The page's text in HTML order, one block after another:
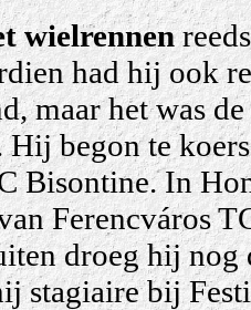
wielrennen
had hij ook
maar het was
Hij begon te
Bisontine. In
Ferencváros
droeg hij nog
stagiaire bij